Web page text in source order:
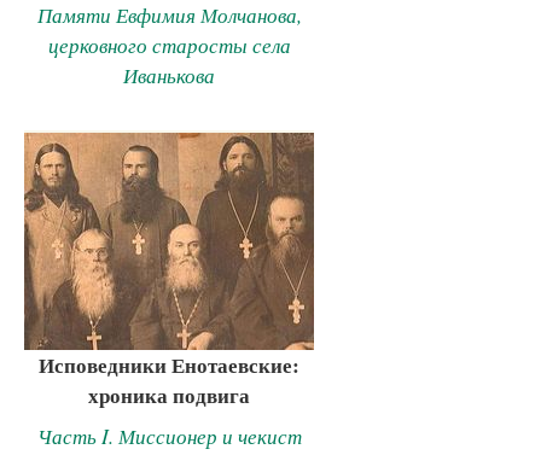
Памяти Евфимия Молчанова,
церковного старосты села
Иванькова
Исповедники Енотаевские:
хроника подвига
Часть I. Миссионер и чекист